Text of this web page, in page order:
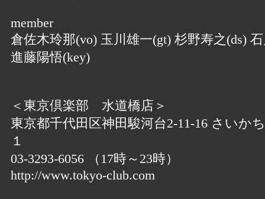
member
倉佐木玲那(vo) 玉川雄一(gt) 杉野寿之(ds)
進藤陽悟(key)
＜東京倶楽部 水道橋店＞
東京都千代田区神田駿河台2-11-16 さいか
１
03-3293-6056 （17時～23時）
http://www.tokyo-club.com